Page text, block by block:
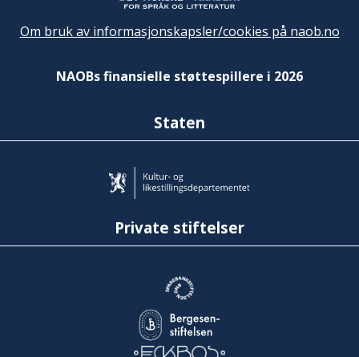
Om bruk av informasjonskapsler/cookies på naob.no
NAOBs finansielle støttespillere i 2026
Staten
Private stiftelser